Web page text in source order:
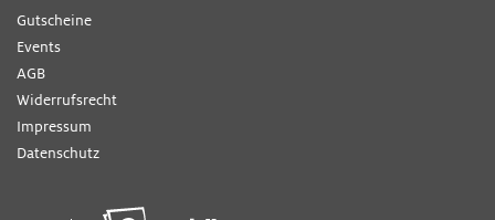
Gutscheine
Events
AGB
Widerrufsrecht
Impressum
Datenschutz